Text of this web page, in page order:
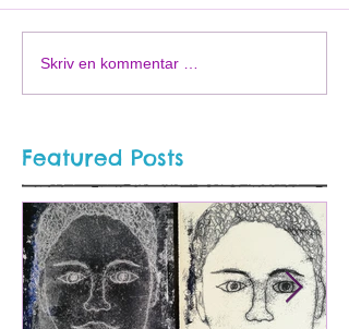
Skriv en kommentar …
Featured Posts